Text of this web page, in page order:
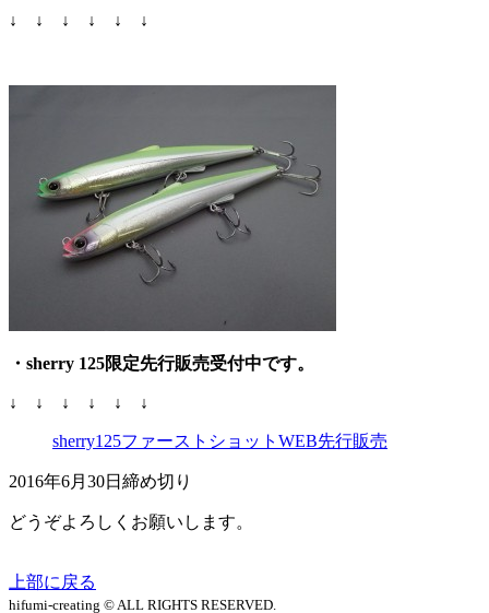
↓ ↓ ↓ ↓ ↓ ↓
・sherry 125限定先行販売受付中です。
↓ ↓ ↓ ↓ ↓ ↓
sherry125ファーストショットWEB先行販売
2016年6月30日締め切り
どうぞよろしくお願いします。
上部に戻る
hifumi-creating © ALL RIGHTS RESERVED.